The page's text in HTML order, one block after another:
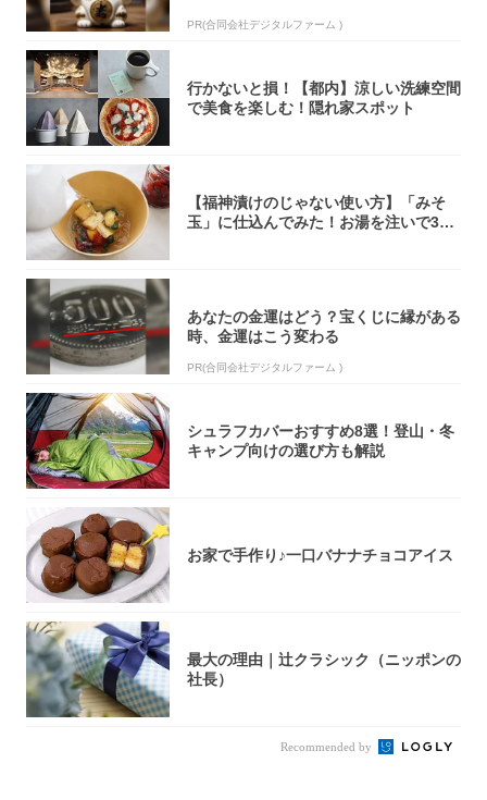
PR(合同会社デジタルファーム )
行かないと損！【都内】涼しい洗練空間
で美食を楽しむ！隠れ家スポット
【福神漬けのじゃない使い方】「みそ
玉」に仕込んでみた！お湯を注いで30
あなたの金運はどう？宝くじに縁がある
時、金運はこう変わる
PR(合同会社デジタルファーム )
シュラフカバーおすすめ8選！登山・冬
キャンプ向けの選び方も解説
お家で手作り♪一口バナナチョコアイス
最大の理由｜辻クラシック（ニッポンの
社長）
Recommended by